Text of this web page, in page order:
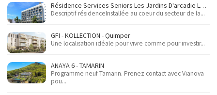
Résidence Services Seniors Les Jardins D'arcadie Le Havre - Le Havre
Descriptif résidenceInstallée au coeur du secteur de la...
GFI - KOLLECTION - Quimper
Une localisation idéale pour vivre comme pour investir...
ANAYA 6 - TAMARIN
Programme neuf Tamarin. Prenez contact avec Vianova
pou...